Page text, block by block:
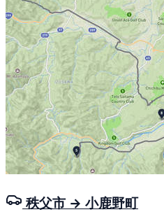
秩父市 → 小鹿野町